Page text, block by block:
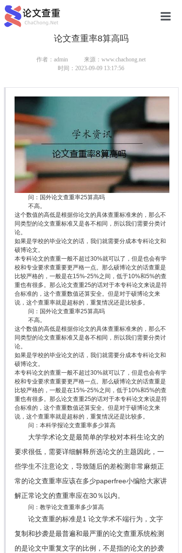
研究生论
硕士论文
博士论文
论文查重率8算高吗
作者：admin
来源：www.chachong.net
时间：2023-09-09 13:17:56
问：国外论文查重率25算高吗
不高。
这个数值的高低是根据你论文的具体查重标准来的，那么不
同类型的论文查重标准又是各不相同，所以我们需要分类讨
论。
如果是学校的毕业论文的话，我们就需要分成本专科论文和
硕博论文。
本专科论文的查重一般不超过30%就可以了，但是也会有学
校和专业要求查重要更严格一点。那么硕博论文的话查重是
比较严格的，一般是在15%-25%之间，低于10%和5%的查
重也有很多。那么论文查重25的话对于本专科论文来说是符
合标准的，这个查重数值还算安全。但是对于硕博论文来
说，这个查重率就是超标的，重复情况还是比较多。
问：国外论文查重率25算高吗
不高。
这个数值的高低是根据你论文的具体查重标准来的，那么不
同类型的论文查重标准又是各不相同，所以我们需要分类讨
论。
如果是学校的毕业论文的话，我们就需要分成本专科论文和
硕博论文。
本专科论文的查重一般不超过30%就可以了，但是也会有学
校和专业要求查重要更严格一点。那么硕博论文的话查重是
比较严格的，一般是在15%-25%之间，低于10%和5%的查
重也有很多。那么论文查重25的话对于本专科论文来说是符
合标准的，这个查重数值还算安全。但是对于硕博论文来
说，这个查重率就是超标的，重复情况还是比较多。
问：本科学报论文查重率多少算高
大学学术论文是最简单的学校对本科生论文的
要求很低，需要详细解释所选论文的主题因此，一
些学生不注意论文，导致随后的差检测非常麻烦正
常的论文查重率应该在多少paperfree小编给大家讲
解正常论文的查重率应在30％以内。
问：教学论文查重率多少算高
论文查重的标准是1 论文学术不端行为，文字
复制和抄袭是最普遍和最严重的论文查重系统检测
的是论文中重复文字的比例，不是指的论文的抄袭